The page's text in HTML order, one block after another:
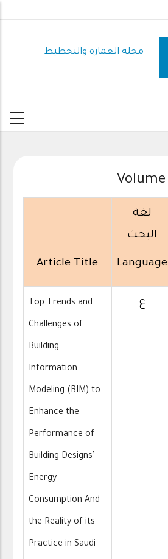
مجلة العمارة والتخطيط
لغة
البحث
Language
Article Title
ع Top Trends and
Challenges of
Building
Information
Modeling (BIM) to
Enhance the
Performance of
Building Designs’
Energy
Consumption And
the Reality of its
Practice in Saudi